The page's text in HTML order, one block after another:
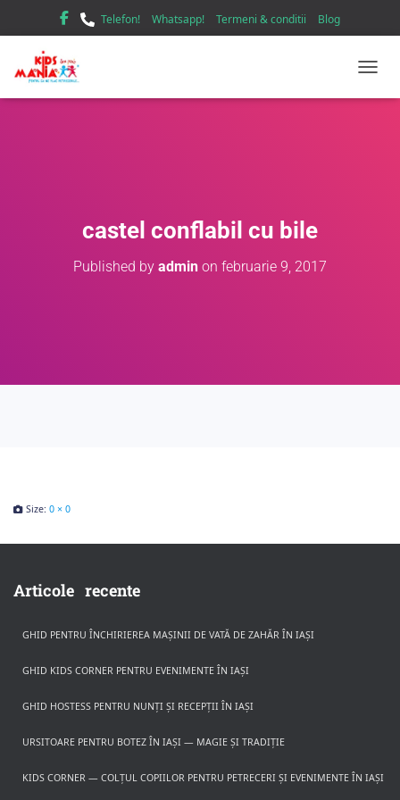
Telefon! Whatsapp! Termeni & conditii Blog
castel conflabil cu bile
Published by admin on februarie 9, 2017
Size: 0 × 0
Articole recente
GHID PENTRU ÎNCHIRIEREA MAȘINII DE VATĂ DE ZAHĂR ÎN IAȘI
GHID KIDS CORNER PENTRU EVENIMENTE ÎN IAȘI
GHID HOSTESS PENTRU NUNȚI ȘI RECEPȚII ÎN IAȘI
URSITOARE PENTRU BOTEZ ÎN IAȘI — MAGIE ȘI TRADIȚIE
KIDS CORNER — COLȚUL COPIILOR PENTRU PETRECERI ȘI EVENIMENTE ÎN IAȘI